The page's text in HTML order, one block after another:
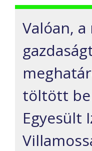
Valóan,
töltött be
Egyesült